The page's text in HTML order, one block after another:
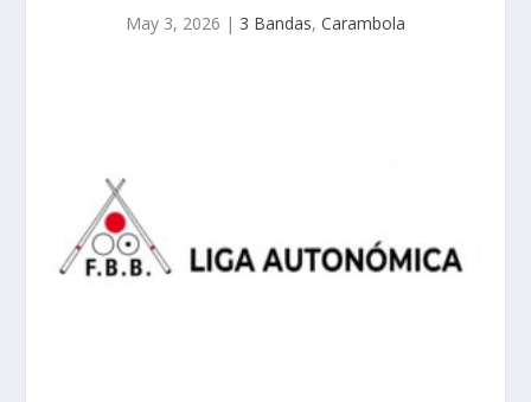
May 3, 2026 | 3 Bandas, Carambola